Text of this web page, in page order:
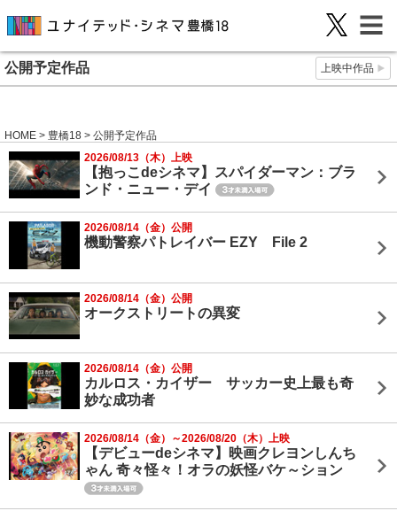
公開予定作品 上映中作品
HOME > 豊橋18 > 公開予定作品
2026/08/13（木）上映
【抱っこdeシネマ】スパイダーマン：ブラ
ンド・ニュー・デイ
2026/08/14（金）公開
機動警察パトレイバー EZY File 2
2026/08/14（金）公開
オークストリートの異変
2026/08/14（金）公開
カルロス・カイザー サッカー史上最も奇
妙な成功者
2026/08/14（金）～2026/08/20（木）上映
【デビューdeシネマ】映画クレヨンしんち
ゃん 奇々怪々！オラの妖怪バケ～ション